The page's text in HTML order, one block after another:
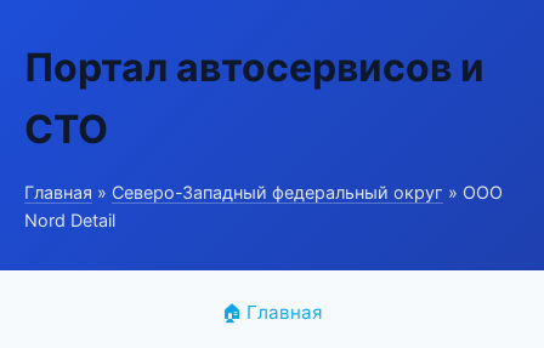
Портал автосервисов и
СТО
Главная » Северо-Западный федеральный округ » ООО
Nord Detail
🏠 Главная